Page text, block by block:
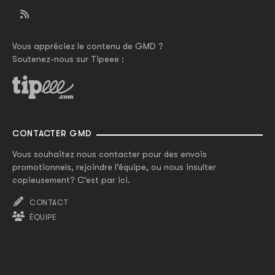
Vous appréciez le contenu de GMD ?
Soutenez-nous sur Tipeee :
CONTACTER GMD
Vous souhaitez nous contacter pour des envois
promotionnels, rejoindre l'équipe, ou nous insulter
copieusement? C'est par ici.
CONTACT
ÉQUIPE